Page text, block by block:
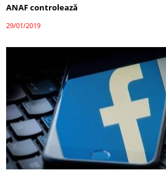
ANAF controlează
29/01/2019